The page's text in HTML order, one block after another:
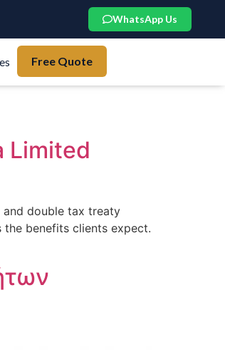
WhatsApp Us
Free Quote
Limited
and double tax treaty
benefits clients expect.